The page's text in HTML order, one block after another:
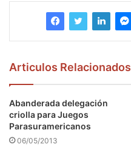
Articulos Relacionados
Abanderada delegación
criolla para Juegos
Parasuramericanos
06/05/2013